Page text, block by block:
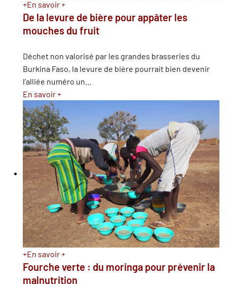
+En savoir +
De la levure de bière pour appâter les
mouches du fruit
Déchet non valorisé par les grandes brasseries du
Burkina Faso, la levure de bière pourrait bien devenir
l’alliée numéro un
En savoir +
+En savoir +
Fourche verte : du moringa pour prévenir la
malnutrition